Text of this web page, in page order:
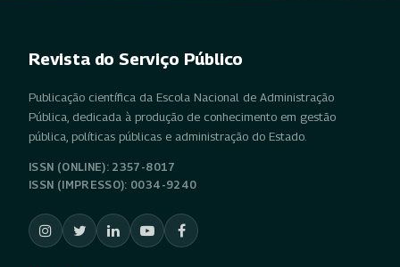
Revista do Serviço Público
Publicação científica da Escola Nacional de Administração
Pública, dedicada à produção de conhecimento em gestão
pública, políticas públicas e administração do Estado.
ISSN (ONLINE): 2357-8017
ISSN (IMPRESSO): 0034-9240